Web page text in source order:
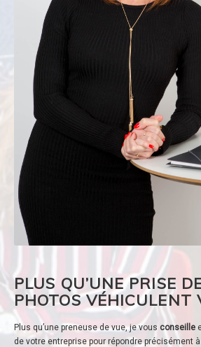
PLUS QU’UNE PRISE
PHOTOS VÉHICULENT
Plus qu’une preneuse de vue, je vous conseille
de votre entreprise pour répondre précisément